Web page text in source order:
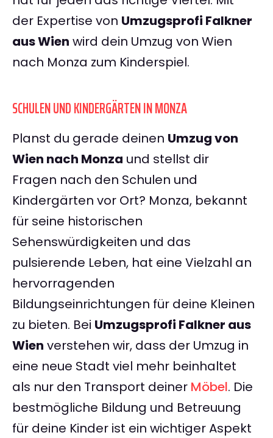
der Expertise von Umzugsprofi Falkner
aus Wien wird dein Umzug von Wien
nach Monza zum Kinderspiel.
SCHULEN UND KINDERGÄRTEN IN MONZA
Planst du gerade deinen Umzug von
Wien nach Monza und stellst dir
Fragen nach den Schulen und
Kindergärten vor Ort? Monza, bekannt
für seine historischen
Sehenswürdigkeiten und das
pulsierende Leben, hat eine Vielzahl an
hervorragenden
Bildungseinrichtungen für deine Kleinen
zu bieten. Bei Umzugsprofi Falkner aus
Wien verstehen wir, dass der Umzug in
eine neue Stadt viel mehr beinhaltet
als nur den Transport deiner Möbel. Die
bestmögliche Bildung und Betreuung
für deine Kinder ist ein wichtiger Aspekt